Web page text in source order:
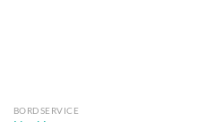
BORDSERVICE